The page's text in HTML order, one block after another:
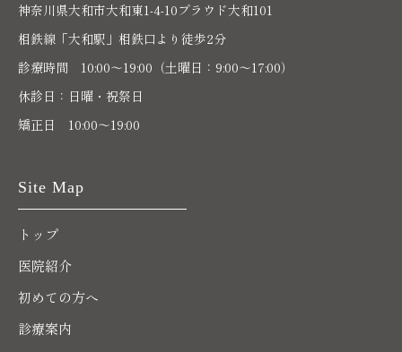
神奈川県大和市大和東1-4-10プラウド大和101
相鉄線「大和駅」相鉄口より徒歩2分
診療時間 10:00〜19:00（土曜日：9:00～17:00）
休診日：日曜・祝祭日
矯正日 10:00～19:00
Site Map
トップ
医院紹介
初めての方へ
診療案内